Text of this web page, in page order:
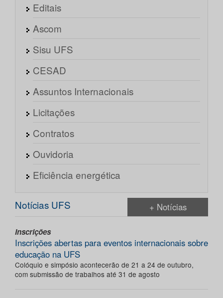
Editais
Ascom
Sisu UFS
CESAD
Assuntos Internacionais
Licitações
Contratos
Ouvidoria
Eficiência energética
Notícias UFS + Notícias
Inscrições
Inscrições abertas para eventos internacionais sobre
educação na UFS
Colóquio e simpósio acontecerão de 21 a 24 de outubro,
com submissão de trabalhos até 31 de agosto